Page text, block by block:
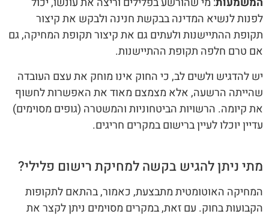
לפנות לנשיא המדינה בבקשת חנינה ולבקש את קיצור
תקופת ההתיישנות ולעתים גם את קיצור תקופת המחיקה, גם
אם טרם חלפה תקופת ההתיישנות.
יש להדגיש ולשים לב, כי החוק אינו מוחק את עצם העובדה
שהייתה הרשעה, אלא מצמצם מאוד את האפשרות לחשוף
את קיומה. הרשויות הביטחוניות והמשטרה (גופים מסוימים)
עדיין יוכלו לעיין ברישום במקרים חריגים.
מתי ניתן להגיש בקשה למחיקת רישום פלילי?
המחיקה האוטומטית מתבצעת, כאמור, בהתאם לתקופות
הקבועות בחוק. עם זאת, במקרים מסוימים ניתן לקצר את